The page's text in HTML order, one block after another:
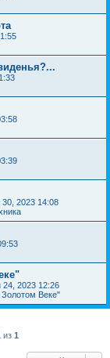
2023 14:08
2023 12:26
Золотом Веке"
из 1